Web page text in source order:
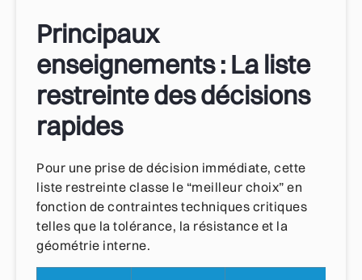
Principaux
enseignements : La liste
restreinte des décisions
rapides
Pour une prise de décision immédiate, cette
liste restreinte classe le “meilleur choix” en
fonction de contraintes techniques critiques
telles que la tolérance, la résistance et la
géométrie interne.